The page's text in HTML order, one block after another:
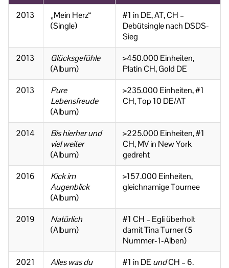
2013
„Mein Herz“
(Single)
#1 in DE, AT, CH –
Debütsingle nach DSDS-
Sieg
2013
Glücksgefühle
(Album)
>450.000 Einheiten,
Platin CH, Gold DE
2013
Pure
Lebensfreude
(Album)
>235.000 Einheiten, #1
CH, Top 10 DE/AT
2014
Bis hierher und
viel weiter
(Album)
>225.000 Einheiten, #1
CH, MV in New York
gedreht
2016
Kick im
Augenblick
(Album)
>157.000 Einheiten,
gleichnamige Tournee
2019
Natürlich
(Album)
#1 CH – Egli überholt
damit Tina Turner (5
Nummer-1-Alben)
2021
Alles was du
#1 in DE undCH – 6.